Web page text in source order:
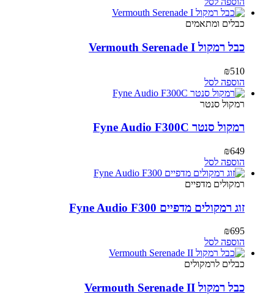
היה:
₪773.
הוא:
₪335.
כבלים ומתאמים
כבל רמקול Vermouth Serenade I
₪510
הוספה לסל
רמקול סנטר
רמקול סנטר Fyne Audio F300C
₪649
הוספה לסל
רמקולים מדפיים
זוג רמקולים מדפיים Fyne Audio F300
₪695
הוספה לסל
כבלים לרמקולים
כבל רמקול Vermouth Serenade II